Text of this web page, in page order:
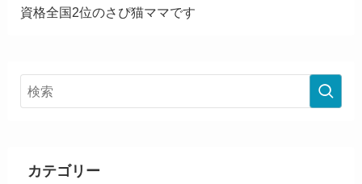
資格全国2位のさぴ猫ママです
カテゴリー